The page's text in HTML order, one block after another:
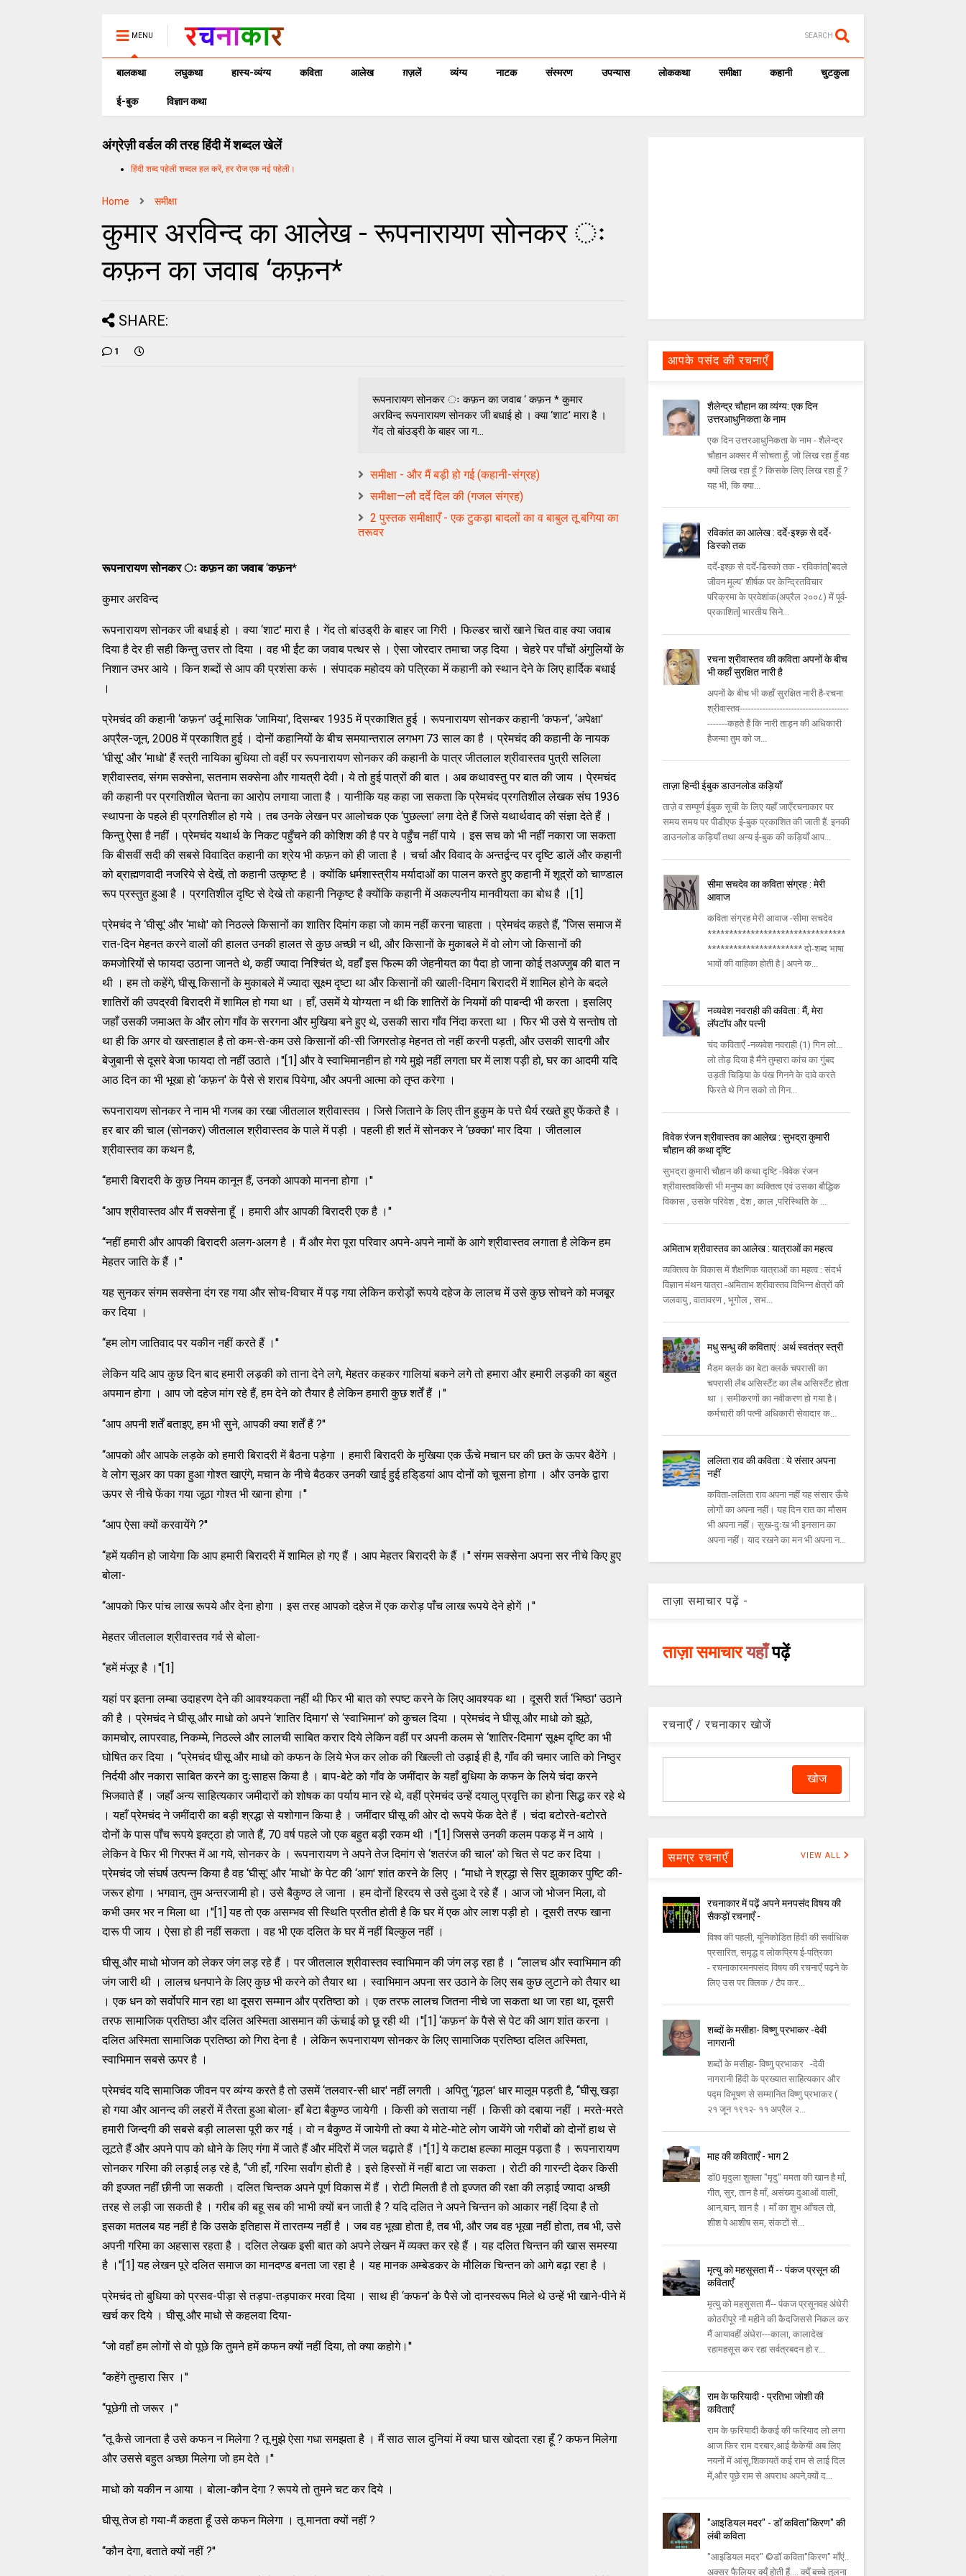
MENU SEARCH
बालकथा लघुकथा हास्य-व्यंग्य कविता आलेख ग़ज़लें व्यंग्य नाटक संस्मरण उपन्यास लोककथा समीक्षा कहानी चुटकुला
ई-बुक विज्ञान कथा
अंग्रेज़ी वर्डल की तरह हिंदी में शब्दल खेलें
हिंदी शब्द पहेली शब्दल हल करें, हर रोज एक नई पहेली।
Home समीक्षा
कुमार अरविन्द का आलेख - रूपनारायण सोनकर ः
कफ़न का जवाब ‘कफ़न*
SHARE:
1
रूपनारायण सोनकर ः कफ़न का जवाब ‘ कफ़न * कुमार
अरविन्‍द रूपनारायण सोनकर जी बधाई हो । क्‍या ‘शाट' मारा है ।
गेंद तो बांउड्री के बाहर जा ग...
समीक्षा - और मैं बड़ी हो गई (कहानी-संग्रह)
समीक्षा—लौ दर्दे दिल की (गजल संग्रह)
2 पुस्‍तक समीक्षाएँ - एक टुकड़ा बादलों का व बाबुल तू बगिया का
तरूवर
रूपनारायण सोनकर ः कफ़न का जवाब‘कफ़न*
कुमार अरविन्‍द
रूपनारायण सोनकर जी बधाई हो । क्‍या ‘शाट' मारा है । गेंद तो बांउड्री के बाहर जा गिरी । फिल्‍डर चारों खाने चित वाह क्‍या जवाब
दिया है देर ही सही किन्‍तु उत्तर तो दिया । वह भी ईंट का जवाब पत्‍थर से । ऐसा जोरदार तमाचा जड़ दिया । चेहरे पर पाँचों अंगुलियों के
निशान उभर आये । किन शब्‍दों से आप की प्रशंसा करूं । संपादक महोदय को पत्रिका में कहानी को स्‍थान देने के लिए हार्दिक बधाई
।
प्रेमचंद की कहानी ‘कफ़न' उर्दू मासिक ‘जामिया', दिसम्‍बर 1935 में प्रकाशित हुई । रूपनारायण सोनकर कहानी ‘कफन', ‘अपेक्षा'
अप्रैल-जून, 2008 में प्रकाशित हुई । दोनों कहानियों के बीच समयान्‍तराल लगभग 73 साल का है । प्रेमचंद की कहानी के नायक
‘घीसू' और ‘माधो' हैं स्‍त्री नायिका बुधिया तो वहीं पर रूपनारायण सोनकर की कहानी के पात्र जीतलाल श्रीवास्‍तव पुत्री सलिला
श्रीवास्‍तव, संगम सक्‍सेना, सतनाम सक्‍सेना और गायत्री देवी। ये तो हुई पात्रों की बात । अब कथावस्‍तु पर बात की जाय । पे्रमचंद
की कहानी पर प्रगतिशील चेतना का आरोप लगाया जाता है । यानीकि यह कहा जा सकता कि प्रेमचंद प्रगतिशील लेखक संघ 1936
स्‍थापना के पहले ही प्रगतिशील हो गये । तब उनके लेखन पर आलोचक एक ‘पुछल्‍ला' लगा देते हैं जिसे यथार्थवाद की संज्ञा देते हैं ।
किन्‍तु ऐसा है नहीं । प्रेमचंद यथार्थ के निकट पहुँचने की कोशिश की है पर वे पहुँच नहीं पाये । इस सच को भी नहीं नकारा जा सकता
कि बीसवीं सदी की सबसे विवादित कहानी का श्रेय भी कफ़न को ही जाता है । चर्चा और विवाद के अन्‍तर्द्वन्‍द पर दृष्‍टि डालें और कहानी
को ब्राह्मणवादी नजरिये से देखें, तो कहानी उत्‍कृष्‍ट है । क्‍योंकि धर्मशास्‍त्रीय मर्यादाओं का पालन करते हुए कहानी में शूद्रों को चाण्‍डाल
रूप प्रस्‍तुत हुआ है । प्रगतिशील दृष्‍टि से देखे तो कहानी निकृष्‍ट है क्‍योंकि कहानी में अकल्‍पनीय मानवीयता का बोध है ।[1]
प्रेमचंद ने ‘घीसू' और ‘माधो' को निठल्‍ले किसानों का शातिर दिमांग कहा जो काम नहीं करना चाहता । प्रेमचंद कहते हैं, ‘‘जिस समाज में
रात-दिन मेहनत करने वालों की हालत उनकी हालत से कुछ अच्‍छी न थी, और किसानों के मुकाबले में वो लोग जो किसानों की
कमजोरियों से फायदा उठाना जानते थे, कहीं ज्‍यादा निश्‍चिंत थे, वहांँ इस फिल्‍म की जेहनीयत का पैदा हो जाना कोई तअज्‍जुब की बात न
थी । हम तो कहेंगे, घीसू किसानों के मुकाबले में ज्‍यादा सूक्ष्‍म दृष्‍टा था और किसानों की खाली-दिमाग बिरादरी में शामिल होने के बदले
शातिरों की उपद्रवी बिरादरी में शामिल हो गया था । हाँ, उसमें ये योग्‍यता न थी कि शातिरों के नियमों की पाबन्‍दी भी करता । इसलिए
जहाँ उसकी जमाअत के और लोग गाँव के सरगना और मुखिया बने हुए थे, उसकी सारा गाँव निंदा करता था । फिर भी उसे ये सन्‍तोष तो
था ही कि अगर वो खस्‍ताहाल है तो कम-से-कम उसे किसानों की-सी जिगरतोड़ मेहनत तो नहीं करनी पड़ती, और उसकी सादगी और
बेजुबानी से दूसरे बेजा फायदा तो नहीं उठाते ।''[1] और वे स्‍वाभिमानहीन हो गये मुझे नहीं लगता घर में लाश पड़ी हो, घर का आदमी यदि
आठ दिन का भी भूखा हो ‘कफ़न' के पैसे से शराब पियेगा, और अपनी आत्‍मा को तृप्‍त करेगा ।
रूपनारायण सोनकर ने नाम भी गजब का रखा जीतलाल श्रीवास्‍तव । जिसे जिताने के लिए तीन हुकुम के पत्ते धैर्य रखते हुए फेंकते है ।
हर बार की चाल (सोनकर) जीतलाल श्रीवास्‍तव के पाले में पड़ी । पहली ही शर्त में सोनकर ने ‘छक्‍का' मार दिया । जीतलाल
श्रीवास्‍तव का कथन है,
‘‘हमारी बिरादरी के कुछ नियम कानून हैं, उनको आपको मानना होगा ।''
‘‘आप श्रीवास्‍तव और मैं सक्‍सेना हूँ । हमारी और आपकी बिरादरी एक है ।''
‘‘नहीं हमारी और आपकी बिरादरी अलग-अलग है । मैं और मेरा पूरा परिवार अपने-अपने नामों के आगे श्रीवास्‍तव लगाता है लेकिन हम
मेहतर जाति के हैं ।''
यह सुनकर संगम सक्‍सेना दंग रह गया और सोच-विचार में पड़ गया लेकिन करोड़ों रूपये दहेज के लालच में उसे कुछ सोचने को मजबूर
कर दिया ।
‘‘हम लोग जातिवाद पर यकीन नहीं करते हैं ।''
लेकिन यदि आप कुछ दिन बाद हमारी लड़की को ताना देने लगे, मेहतर कहकर गालियां बकने लगे तो हमारा और हमारी लड़की का बहुत
अपमान होगा । आप जो दहेज मांग रहे हैं, हम देने को तैयार है लेकिन हमारी कुछ शर्तें हैं ।''
‘‘आप अपनी शर्तें बताइए, हम भी सुने, आपकी क्‍या शर्तें हैं ?''
‘‘आपको और आपके लड़के को हमारी बिरादरी में बैठना पड़ेगा । हमारी बिरादरी के मुखिया एक ऊँचे मचान घर की छत के ऊपर बैठेंगे ।
वे लोग सूअर का पका हुआ गोश्‍त खाएंगे, मचान के नीचे बैठकर उनकी खाई हुई हडि्‌डयां आप दोनों को चूसना होगा । और उनके द्वारा
ऊपर से नीचे फेंका गया जूठा गोश्‍त भी खाना होगा ।''
‘‘आप ऐसा क्‍यों करवायेंगे ?''
‘‘हमें यकीन हो जायेगा कि आप हमारी बिरादरी में शामिल हो गए हैं । आप मेहतर बिरादरी के हैं ।'' संगम सक्‍सेना अपना सर नीचे किए हुए
बोला-
‘‘आपको फिर पांच लाख रूपये और देना होगा । इस तरह आपको दहेज में एक करोड़ पाँच लाख रूपये देने होगें ।''
मेहतर जीतलाल श्रीवास्‍तव गर्व से बोला-
‘‘हमें मंजूर है ।''[1]
यहां पर इतना लम्‍बा उदाहरण देने की आवश्‍यकता नहीं थी फिर भी बात को स्‍पष्‍ट करने के लिए आवश्‍यक था । दूसरी शर्त ‘भिष्‍ठा' उठाने
की है । प्रेमचंद ने घीसू और माधो को अपने ‘शातिर दिमाग' से ‘स्‍वाभिमान' को कुचल दिया । प्रेमचंद ने घीसू और माधो को झूठे,
कामचोर, लापरवाह, निकम्‍मे, निठल्‍ले और लालची साबित करार दिये लेकिन वहीं पर अपनी कलम से ‘शातिर-दिमाग' सूक्ष्‍म दृष्‍टि का भी
घोषित कर दिया । ‘‘प्रेमचंद घीसू और माधो को कफन के लिये भेज कर लोक की खिल्‍ली तो उड़ाई ही है, गाँव की चमार जाति को निष्‍ठुर
निर्दयी और नकारा साबित करने का दुःसाहस किया है । बाप-बेटे को गाँव के जमींदार के यहाँ बुधिया के कफन के लिये चंदा करने
भिजवाते हैं । जहाँ अन्‍य साहित्‍यकार जमीदारों को शोषक का पर्याय मान रहे थे, वहीं प्रेमचंद उन्‍हें दयालु प्रवृत्ति का होना सिद्ध कर रहे थे
। यहाँ प्रेमचंद ने जमींदारी का बड़ी श्रद्धा से यशोगान किया है । जमींदार घीसू की ओर दो रूपये फेंक देेते हैं । चंदा बटोरते-बटोरते
दोनों के पास पाँच रूपये इक्‍ट्‌ठा हो जाते हैं, 70 वर्ष पहले जो एक बहुत बड़ी रकम थी ।''[1] जिससे उनकी कलम पकड़ में न आये ।
लेकिन वे फिर भी गिरफ्‍त में आ गये, सोनकर के । रूपनारायण ने अपने तेज दिमांग से ‘शतरंज की चाल' को चित से पट कर दिया ।
प्रेमचंद जो संघर्ष उत्‍पन्‍न किया है वह ‘घीसू' और ‘माधो' के पेट की ‘आग' शांत करने के लिए । ‘‘माधो ने श्रद्धा से सिर झुकाकर पुष्‍टि की-
जरूर होगा । भगवान, तुम अन्‍तरजामी हो। उसे बैकुण्‍ठ ले जाना । हम दोनों हिरदय से उसे दुआ दे रहे हैं । आज जो भोजन मिला, वो
कभी उमर भर न मिला था ।''[1] यह तो एक असम्‍भव सी स्‍थिति प्रतीत होती है कि घर में एक ओर लाश पड़ी हो । दूसरी तरफ खाना
दारू पी जाय । ऐसा हो ही नहीं सकता । वह भी एक दलित के घर में नहीं बिल्‍कुल नहीं ।
घीसू और माधो भोजन को लेकर जंग लड़ रहे हैं । पर जीतलाल श्रीवास्‍तव स्‍वाभिमान की जंग लड़ रहा है । ‘‘लालच और स्‍वाभिमान की
जंग जारी थी । लालच धनपाने के लिए कुछ भी करने को तैयार था । स्‍वाभिमान अपना सर उठाने के लिए सब कुछ लुटाने को तैयार था
। एक धन को सर्वोपरि मान रहा था दूसरा सम्‍मान और प्रतिष्‍ठा को । एक तरफ लालच जितना नीचे जा सकता था जा रहा था, दूसरी
तरफ सामाजिक प्रतिष्‍ठा और दलित अस्‍मिता आसमान की ऊंचाई को छू रही थी ।''[1] ‘कफ़न' के पैसे से पेट की आग शांत करना ।
दलित अस्‍मिता सामाजिक प्रतिष्‍ठा को गिरा देना है । लेकिन रूपनारायण सोनकर के लिए सामाजिक प्रतिष्‍ठा दलित अस्‍मिता,
स्‍वाभिमान सबसे ऊपर है ।
प्रेमचंद यदि सामाजिक जीवन पर व्‍यंग्‍य करते है तो उसमें ‘तलवार-सी धार' नहीं लगती । अपितु ‘गूठल' धार मालूम पड़ती है, ‘‘घीसू खड़ा
हो गया और आनन्‍द की लहरों में तैरता हुआ बोला- हाँ बेटा बैकुण्‍ठ जायेगी । किसी को सताया नहीं । किसी को दबाया नहीं । मरते-मरते
हमारी जिन्‍दगी की सबसे बड़ी लालसा पूरी कर गई । वो न बैकुण्‍ठ में जायेगी तो क्‍या ये मोटे-मोटे लोग जायेंगे जो गरीबों को दोनों हाथ से
लूटते हैं और अपने पाप को धोने के लिए गंगा में जाते हैं और मंदिरों में जल चढ़ाते हैं ।''[1] ये कटाक्ष हल्‍का मालूम पड़ता है । रूपनारायण
सोनकर गरिमा की लड़ाई लड़ रहे है, ‘‘जी हाँ, गरिमा सर्वांग होती है । इसे हिस्‍सों में नहीं बाटा जा सकता । रोटी की गारन्‍टी देकर किसी
की इज्‍जत नहीं छीनी जा सकती । दलित चिन्‍तक अपने पूर्ण विकास में हैं । रोटी मिलती है तो इज्‍जत की रक्षा की लड़ाई ज्‍यादा अच्‍छी
तरह से लड़ी जा सकती है । गरीब की बहू सब की भाभी क्‍यों बन जाती है ? यदि दलित ने अपने चिन्‍तन को आकार नहीं दिया है तो
इसका मतलब यह नहीं है कि उसके इतिहास में तारतम्‍य नहीं है । जब वह भूखा होता है, तब भी, और जब वह भूखा नहीं होता, तब भी, उसे
अपनी गरिमा का अहसास रहता है । दलित लेखक इसी बात को अपने लेखन में व्‍यक्‍त कर रहे हैं । यह दलित चिन्‍तन की खास समस्‍या
है ।''[1] यह लेखन पूरे दलित समाज का मानदण्‍ड बनता जा रहा है । यह मानक अम्‍बेडकर के मौलिक चिन्‍तन को आगे बढ़ा रहा है ।
प्रेमचंद तो बुधिया को प्रसव-पीड़ा से तड़पा-तड़पाकर मरवा दिया । साथ ही ‘कफन' के पैसे जो दानस्‍वरूप मिले थे उन्‍हें भी खाने-पीने में
खर्च कर दिये । घीसू और माधो से कहलवा दिया-
‘‘जो वहाँ हम लोगों से वो पूछे कि तुमने हमें कफन क्‍यों नहीं दिया, तो क्‍या कहोगे।''
‘‘कहेंगे तुम्‍हारा सिर ।''
‘‘पूछेगी तो जरूर ।''
‘‘तू कैसे जानता है उसे कफन न मिलेगा ? तू मुझे ऐसा गधा समझता है । मैं साठ साल दुनियां में क्‍या घास खोदता रहा हूँ ? कफन मिलेगा
और उससे बहुत अच्‍छा मिलेगा जो हम देते ।''
माधो को यकीन न आया । बोला-कौन देगा ? रूपये तो तुमने चट कर दिये ।
घीसू तेज हो गया-मैं कहता हूँ उसे कफन मिलेगा । तू मानता क्‍यों नहीं ?
‘‘कौन देगा, बताते क्‍यों नहीं ?''
आपके पसंद की रचनाएँ
शैलेन्द्र चौहान का व्यंग्य: एक दिन
उत्तरआधुनिकता के नाम
एक दिन उत्तरआधुनिकता के नाम - शैलेन्द्र
चौहान अक्सर मैं सोचता हूँ, जो लिख रहा हूँ वह
क्यों लिख रहा हूँ ? किसके लिए लिख रहा हूँ ?
यह भी, कि क्या...
रविकांत का आलेख : दर्दे-इश्क़ से दर्दे-
डिस्को तक
दर्दे-इश्क़ से दर्दे-डिस्को तक - रविकांत['बदले
जीवन मूल्य' शीर्षक पर केन्द्रितविचार
परिक्रमा के प्रवेशांक(अप्रैल २००८) में पूर्व-
प्रकाशित] भारतीय सिने...
रचना श्रीवास्तव की कविता अपनों के बीच
भी कहाँ सुरक्षित नारी है
अपनों के बीच भी कहाँ सुरक्षित नारी है-रचना
श्रीवास्तव--------------------------------------
-------कहते हैं कि नारी ताड़न की अधिकारी
हैजन्मा तुम को ज...
ताज़ा हिन्दी ईबुक डाउनलोड कड़ियाँ
ताज़े व सम्पूर्ण ईबुक सूची के लिए यहाँ जाएँरचनाकार पर
समय समय पर पीडीएफ ई-बुक प्रकाशित की जाती हैं. इनकी
डाउनलोड कड़ियाँ तथा अन्य ई-बुक की कड़ियाँ आप...
सीमा सचदेव का कविता संग्रह : मेरी
आवाज
कविता संग्रह मेरी आवाज -सीमा सचदेव
********************************
********************** दो-शब्द भाषा
भावों की वाहिका होती है | अपने क...
नव्यवेश नवराही की कविता : मैं, मेरा
लॅपटॉप और पत्नी
चंद कविताएँ -नव्यवेश नवराही (1) गिन लो...
लो तोड़ दिया है मैंने तुम्हारा कांच का गुंबद
उड़ती चिड़िया के पंख गिनने के दावे करते
फिरते थे गिन सको तो गिन...
विवेक रंजन श्रीवास्तव का आलेख : सुभद्रा कुमारी
चौहान की कथा दृष्टि
सुभद्रा कुमारी चौहान की कथा दृष्टि -विवेक रंजन
श्रीवास्तवकिसी भी मनुष्य का व्यक्तित्व एवं उसका बौद्धिक
विकास , उसके परिवेश , देश , काल ,परिस्थिति के ...
अमिताभ श्रीवास्तव का आलेख : यात्राओं का महत्व
व्यक्तित्व के विकास में शैक्षणिक यात्राओं का महत्व : संदर्भ
विज्ञान मंथन यात्रा -अमिताभ श्रीवास्तव विभिन्न क्षेत्रों की
जलवायु , वातावरण , भूगोल , सभ...
मधु सन्धु की कविताएं : अर्थ स्वतंत्र स्त्री
मैडम क्लर्क का बेटा क्लर्क चपरासी का
चपरासी लैब असिस्टैंट का लैब असिस्टैंट होता
था । समीकरणों का नवीकरण हो गया है।
कर्मचारी की पत्नी अधिकारी सेवादार क...
ललिता राव की कविता : ये संसार अपना
नहीं
कविता-ललिता राव अपना नहीं यह संसार ऊँचे
लोगों का अपना नहीं। यह दिन रात का मौसम
भी अपना नहीं। सुख-दुःख भी इनसान का
अपना नहीं। याद रखने का मन भी अपना न...
ताज़ा समाचार पढ़ें -
ताज़ा समाचारयहाँपढ़ें
रचनाएँ / रचनाकार खोजें
समग्र रचनाएँ VIEW ALL
रचनाकार में पढ़ें अपने मनपसंद विषय की
सैकड़ों रचनाएँ -
विश्व की पहली, यूनिकोडित हिंदी की सर्वाधिक
प्रसारित, समृद्ध व लोकप्रिय ई-पत्रिका
- रचनाकारमनपसंद विषय की रचनाएँ पढ़ने के
लिए उस पर क्लिक / टैप कर...
शब्दों के मसीहा- विष्णु प्रभाकर -देवी
नागरानी
शब्दों के मसीहा- विष्णु प्रभाकर -देवी
नागरानी हिंदी के प्रख्यात साहित्यकार और
पद्म विभूषण से सम्मानित विष्णु प्रभाकर (
२१ जून १९१२- ११ अप्रैल २...
माह की कविताएँ - भाग 2
डॉ0 मृदुला शुक्ला "मृदु" ममता की खान है माँ,
गीत, सुर, तान है माँ, असंख्य दुआओं वाली,
आन,बान, शान है । माँ का शुभ आँचल तो,
शीश पे आशीष सम, संकटों से...
मृत्यु को महसूसता मैं -- पंकज प्रसून की
कविताएँ
मृत्यु को महसूसता मैं-- पंकज प्रसूनवह अंधेरी
कोठरीपूरे नौ महीने की कैदजिससे निकल कर
मैं आयावहीं अंधेरा---काला, कालादेख
रहामहसूस कर रहा सर्वत्रबदन हो र...
राम के फरियादी - प्रतिभा जोशी की
कविताएँ
राम के फ़रियादी कैकई की फरियाद लो लगा
आज फिर राम दरबार,आई कैकेयी अब लिए
नयनों में आंसू,शिकायतें कई राम से लाई दिल
में,और पूछे राम से अपराध अपने,क्यों द...
"आइडियल मदर" - डॉ कविता"किरण" की
लंबी कविता
"आइडियल मदर" ©डॉ कविता"किरण" माँएं..
अक्सर फैलियर क्यूँ होती हैं.... क्यूँ बच्चे तुलना